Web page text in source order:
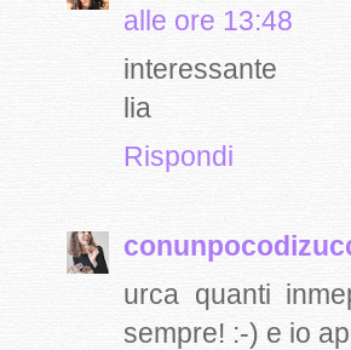
alle ore 13:48
interessante
lia
Rispondi
urca quanti
sempre! :-) e io